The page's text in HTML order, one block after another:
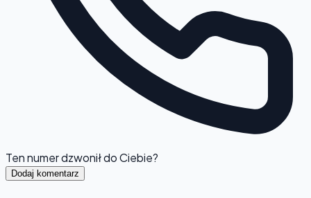
Ten numer dzwonił do Ciebie?
Dodaj komentarz